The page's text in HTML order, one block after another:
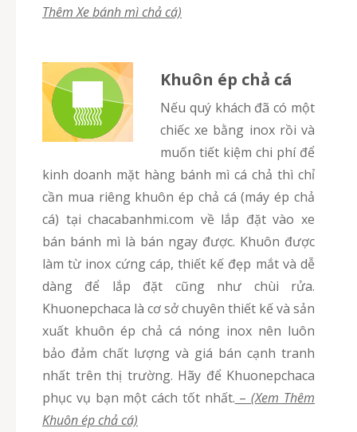
Thêm Xe bánh mì chả cá)
Khuôn ép chả cá
Nếu quý khách đã có một
chiếc xe bằng inox rồi và
muốn tiết kiệm chi phí để
kinh doanh mặt hàng bánh mì cá chả thì chỉ
cần mua riêng khuôn ép chả cá (máy ép chả
cá) tại chacabanhmi.com về lắp đặt vào xe
bán bánh mì là bán ngay được. Khuôn được
làm từ inox cứng cáp, thiết kế đẹp mắt và dễ
dàng để lắp đặt cũng như chùi rửa.
Khuonepchaca là cơ sở chuyên thiết kế và sản
xuất khuôn ép chả cá nóng inox nên luôn
bảo đảm chất lượng và giá bán cạnh tranh
nhất trên thị trường. Hãy để Khuonepchaca
phục vụ bạn một cách tốt nhất. –(Xem Thêm
Khuôn ép chả cá)